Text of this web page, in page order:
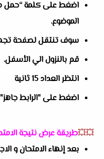
اضغط على كلمة “حمل
الموضوع.
سوف تنتقل لصفحة
قم بالنزول الي الأسفل.
انتظر العداد 15 ثانية
اضغط على "الرابط جاهز"
💥💥طريقة عرض نتيجة
بعد إنهاء الامتحان و